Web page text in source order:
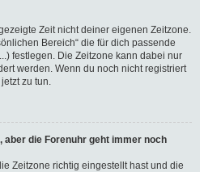
Zeit nicht deiner eigenen Zeitzone.
Bereich“ die für dich passende
festlegen. Die Zeitzone kann dabei nur
werden. Wenn du noch nicht registriert
zu tun.
aber die Forenuhr geht immer noch
Zeitzone richtig eingestellt hast und die